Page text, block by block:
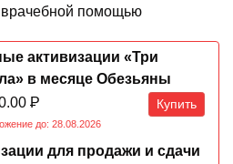
помощью
активизации «Три
в месяце Обезьяны
Р Купить
до: 28.08.2026
для продажи и сдачи